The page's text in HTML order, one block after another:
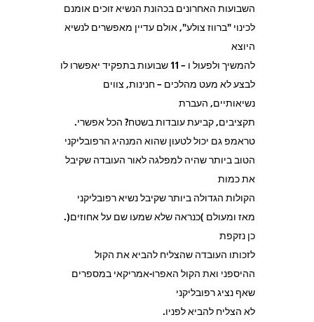
השבועות האחרונים בכהונת הנשיא זוכים אומנם
לכינוי "ברווז צולע", אולם עדיין מאפשרים לנשיא
היוצא
להמשיך ולפעול ו – 11 שבועות בתפקיד יאפשרו לו
לבצע לא מעט מהלכים – חנינות, צווים
נשיאותיים, העברת
תקציבים, קביעת עובדות בשטח? הכל אפשרי.
טראמפ גם יכול לטעון שהוא המנהיג הרפובליקני
הטוב ביותר שהיה למפלגה לאור העובדה שקיבל
את כמות
הקולות הגדולה ביותר שקיבל נשיא רפובליקני
מאז ומעולם )כנראה שלא שמעו שם על אחוזים(.
כן נזקפת
לזכותו העובדה שהצליח להביא את הקול
ההיספני ואת הקול האפרו-אמריקאי במספרים
שאף נציג רפובליקני
לא הצליח להביא לפניו.